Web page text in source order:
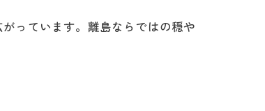
っています。離島ならではの穏や